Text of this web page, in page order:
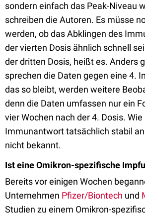
sondern einfach das Peak-Niveau
schreiben die Autoren. Es müsse
werden, ob das Abklingen des
der vierten Dosis ähnlich schnell
der dritten Dosis, heißt es. Anders
sprechen die Daten gegen eine 4.
das so bleibt, werden weitere
denn die Daten umfassen nur ein
vier Wochen nach der 4. Dosis. Wie
Immunantwort tatsächlich stabil
nicht bekannt.
Ist eine Omikron-spezifische
Bereits vor einigen Wochen
Unternehmen Pfizer/Biontech und
Studien zu einem Omikron-